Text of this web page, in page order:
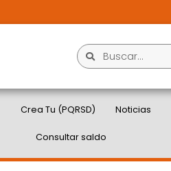
Crea Tu (PQRSD) Noticias
Consultar saldo